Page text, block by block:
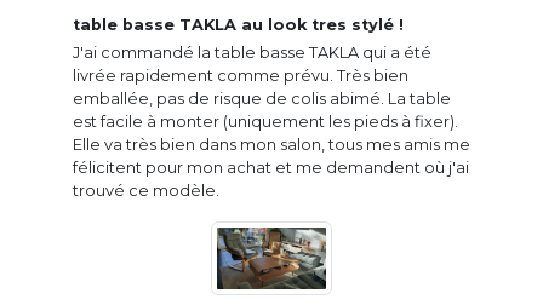
table basse TAKLA au look tres stylé !
J'ai commandé la table basse TAKLA qui a été
livrée rapidement comme prévu. Très bien
emballée, pas de risque de colis abimé. La table
est facile à monter (uniquement les pieds à fixer).
Elle va très bien dans mon salon, tous mes amis me
félicitent pour mon achat et me demandent où j'ai
trouvé ce modèle.